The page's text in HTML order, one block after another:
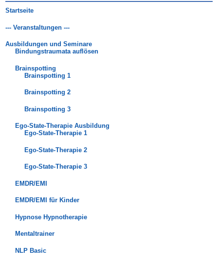
Startseite
--- Veranstaltungen ---
Ausbildungen und Seminare
Bindungstraumata auflösen
Brainspotting
Brainspotting 1
Brainspotting 2
Brainspotting 3
Ego-State-Therapie Ausbildung
Ego-State-Therapie 1
Ego-State-Therapie 2
Ego-State-Therapie 3
EMDR/EMI
EMDR/EMI für Kinder
Hypnose Hypnotherapie
Mentaltrainer
NLP Basic